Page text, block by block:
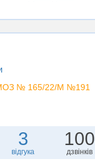
МОЗ № 165/22/М №191
3
відгука
100
дзвінків